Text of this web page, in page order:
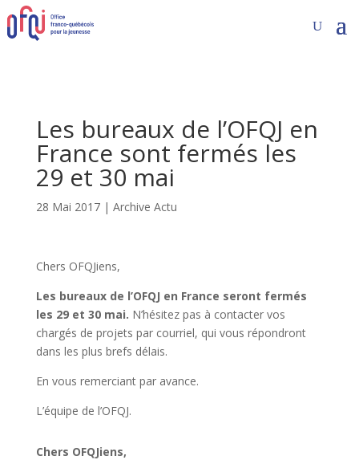
Les bureaux de l’OFQJ en
France sont fermés les
29 et 30 mai
28 Mai 2017| Archive Actu
Chers OFQJiens,
Les bureaux de l’OFQJ en France seront fermés
les 29 et 30 mai. N’hésitez pas à contacter vos
chargés de projets par courriel, qui vous répondront
dans les plus brefs délais.
En vous remerciant par avance.
L’équipe de l’OFQJ.
Chers OFQJiens,